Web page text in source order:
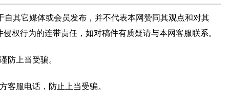
自其它媒体或会员发布，并不代表本网赞同其观点和对其
权行为的连带责任，如对稿件有质疑请与本网客服联系。
防上当受骗。
客服电话，防止上当受骗。